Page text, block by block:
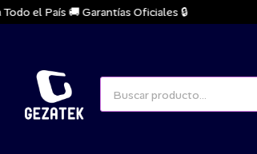
el País 🚚 Garantías Oficiales 🔒